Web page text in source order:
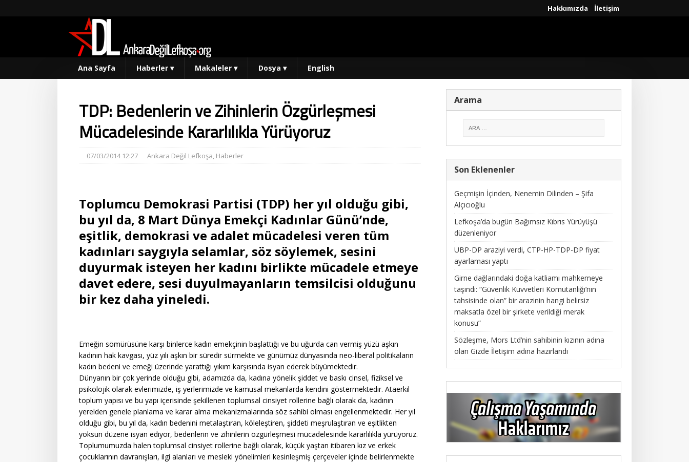
Hakkımızda İletişim
Ana Sayfa Haberler ▾ Makaleler ▾ Dosya ▾ English
TDP: Bedenlerin ve Zihinlerin Özgürleşmesi
Mücadelesinde Kararlılıkla Yürüyoruz
07/03/2014 12:27 Ankara Değil Lefkoşa, Haberler
Toplumcu Demokrasi Partisi (TDP) her yıl olduğu gibi,
bu yıl da, 8 Mart Dünya Emekçi Kadınlar Günü’nde,
eşitlik, demokrasi ve adalet mücadelesi veren tüm
kadınları saygıyla selamlar, söz söylemek, sesini
duyurmak isteyen her kadını birlikte mücadele etmeye
davet edere, sesi duyulmayanların temsilcisi olduğunu
bir kez daha yineledi.
Emeğin sömürüsüne karşı binlerce kadın emekçinin başlattığı ve bu uğurda can vermiş yüzü aşkın
kadının hak kavgası, yüz yılı aşkın bir süredir sürmekte ve günümüz dünyasında neo-liberal politikaların
kadın bedeni ve emeği üzerinde yarattığı yıkım karşısında isyan ederek büyümektedir.
Dünyanın bir çok yerinde olduğu gibi, adamızda da, kadına yönelik şiddet ve baskı cinsel, fiziksel ve
psikolojik olarak evlerimizde, iş yerlerimizde ve kamusal mekanlarda kendini göstermektedir. Ataerkil
toplum yapısı ve bu yapı içerisinde şekillenen toplumsal cinsiyet rollerine bağlı olarak da, kadının
yerelden genele planlama ve karar alma mekanizmalarında söz sahibi olması engellenmektedir. Her yıl
olduğu gibi, bu yıl da, kadın bedenini metalaştıran, köleleştiren, şiddeti meşrulaştıran ve eşitlikten
yoksun düzene isyan ediyor, bedenlerin ve zihinlerin özgürleşmesi mücadelesinde kararlılıkla yürüyoruz.
Toplumumuzda halen toplumsal cinsiyet rollerine bağlı olarak, küçük yaştan itibaren kız ve erkek
çocuklarının davranışları, ilgi alanları ve mesleki yönelimleri kesinleşmiş çerçeveler içinde belirlenmekte
Arama
Son Eklenenler
Geçmişin İçinden, Nenemin Dilinden – Şifa
Alçıcıoğlu
Lefkoşa’da bugün Bağımsız Kıbrıs Yürüyüşü
düzenleniyor
UBP-DP araziyi verdi, CTP-HP-TDP-DP fiyat
ayarlaması yaptı
Girne dağlarındaki doğa katliamı mahkemeye
taşındı: “Güvenlik Kuvvetleri Komutanlığı’nın
tahsisinde olan” bir arazinin hangi belirsiz
maksatla özel bir şirkete verildiği merak
konusu”
Sözleşme, Mors Ltd’nin sahibinin kızının adına
olan Gizde İletişim adına hazırlandı